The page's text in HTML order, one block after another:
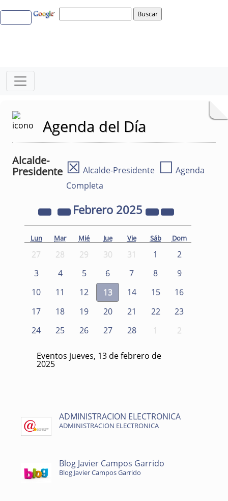
Agenda del Día
Alcalde-
Presidente ☒ Alcalde-Presidente ☐ Agenda
Completa
Febrero 2025
Lun Mar Mié Jue Vie Sáb Dom
27 28 29 30 31 1
2
3
4 5 6 7 8
9
10
11 12 13 14 15
16
17
18 19 20 21 22
23
24
25 26 27 28 1 2
Eventos jueves, 13 de febrero de
2025
ADMINISTRACION ELECTRONICA
ADMINISTRACION ELECTRONICA
Blog Javier Campos Garrido
Blog Javier Campos Garrido